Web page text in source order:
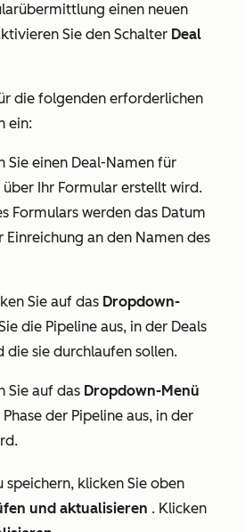
einen neuen
Sie den Schalter Deal
die folgenden erforderlichen
ein:
Sie einen Deal-Namen für
über Ihr Formular erstellt wird.
Formulars werden das Datum
Einreichung an den Namen des
Sie auf das Dropdown-
die Pipeline aus, in der Deals
die sie durchlaufen sollen.
Sie auf das Dropdown-Menü
der Pipeline aus, in der
speichern, klicken Sie oben
und aktualisieren . Klicken